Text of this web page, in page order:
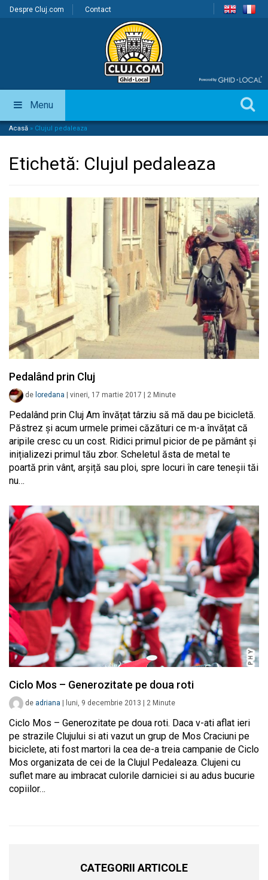
Despre Cluj.com Contact
Menu
Acasă » Clujul pedaleaza
Etichetă: Clujul pedaleaza
Pedalând prin Cluj
de loredana vineri, 17 martie 2017 2 Minute
Pedalând prin Cluj Am învățat târziu să mă dau pe bicicletă.
Păstrez și acum urmele primei căzături ce m-a învățat că
aripile cresc cu un cost. Ridici primul picior de pe pământ și
inițializezi primul tău zbor. Scheletul ăsta de metal te
poartă prin vânt, arșiță sau ploi, spre locuri în care teneșii tăi
nu…
Ciclo Mos – Generozitate pe doua roti
de adriana luni, 9 decembrie 2013 2 Minute
Ciclo Mos – Generozitate pe doua roti. Daca v-ati aflat ieri
pe strazile Clujului si ati vazut un grup de Mos Craciuni pe
biciclete, ati fost martori la cea de-a treia campanie de Ciclo
Mos organizata de cei de la Clujul Pedaleaza. Clujeni cu
suflet mare au imbracat culorile darniciei si au adus bucurie
copiilor…
CATEGORII ARTICOLE